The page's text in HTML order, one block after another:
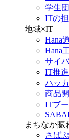
学生
ITの
地域×IT
Hana
Hana
サイ
IT推
ハッ
商品
ITブ
まちなか賑
さば